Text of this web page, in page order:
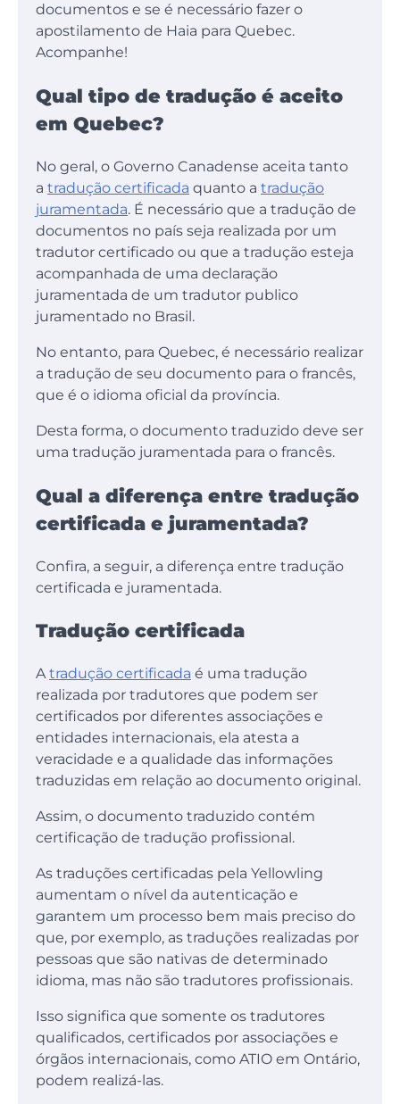
documentos e se é necessário fazer o
apostilamento de Haia para Quebec.
Acompanhe!
Qual tipo de tradução é aceito
em Quebec?
No geral, o Governo Canadense aceita tanto
a tradução certificada quanto a tradução
juramentada. É necessário que a tradução de
documentos no país seja realizada por um
tradutor certificado ou que a tradução esteja
acompanhada de uma declaração
juramentada de um tradutor publico
juramentado no Brasil.
No entanto, para Quebec, é necessário realizar
a tradução de seu documento para o francês,
que é o idioma oficial da província.
Desta forma, o documento traduzido deve ser
uma tradução juramentada para o francês.
Qual a diferença entre tradução
certificada e juramentada?
Confira, a seguir, a diferença entre tradução
certificada e juramentada.
Tradução certificada
Atradução certificada é uma tradução
realizada por tradutores que podem ser
certificados por diferentes associações e
entidades internacionais, ela atesta a
veracidade e a qualidade das informações
traduzidas em relação ao documento original.
Assim, o documento traduzido contém
certificação de tradução profissional.
As traduções certificadas pela Yellowling
aumentam o nível da autenticação e
garantem um processo bem mais preciso do
que, por exemplo, as traduções realizadas por
pessoas que são nativas de determinado
idioma, mas não são tradutores profissionais.
Isso significa que somente os tradutores
qualificados, certificados por associações e
órgãos internacionais, como ATIO em Ontário,
podem realizá-las.